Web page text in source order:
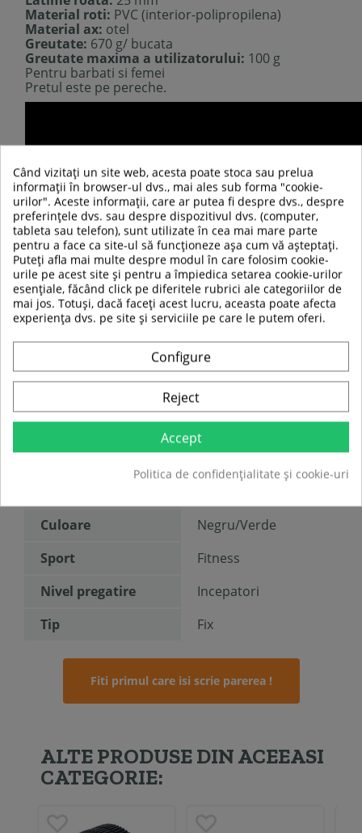
Material roti: PVC (interior-polipropilena)
Material ax: otel
Greutate: 670 g/ bucata
Greutate maxima a utilizatorului: 100 g
Pentru barbati si femei
Pretul este pe pereche.
TABEL DE DATE
Culoare
Negru/Verde
Sport
Fitness
Nivel pregatire
Incepatori
Tip
Fix
Fiti primul care isi scrie parerea !
ALTE PRODUSE DIN ACEEASI
CATEGORIE:
Când vizitați un site web, acesta poate stoca sau prelua
informații în browser-ul dvs., mai ales sub forma "cookie-
urilor". Aceste informații, care ar putea fi despre dvs., despre
preferințele dvs. sau despre dispozitivul dvs. (computer,
tableta sau telefon), sunt utilizate în cea mai mare parte
pentru a face ca site-ul să funcționeze așa cum vă așteptați.
Puteți afla mai multe despre modul în care folosim cookie-
urile pe acest site și pentru a împiedica setarea cookie-urilor
esențiale, făcând click pe diferitele rubrici ale categoriilor de
mai jos. Totuși, dacă faceți acest lucru, aceasta poate afecta
experiența dvs. pe site și serviciile pe care le putem oferi.
Configure
Reject
Accept
Politica de confidențialitate și cookie-uri